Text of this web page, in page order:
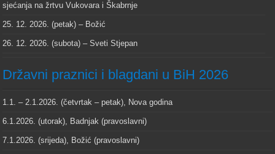
sjećanja na žrtvu Vukovara i Škabrnje
25. 12. 2026. (petak) – Božić
26. 12. 2026. (subota) – Sveti Stjepan
Državni praznici i blagdani u BiH 2026
1.1. – 2.1.2026. (četvrtak – petak), Nova godina
6.1.2026. (utorak), Badnjak (pravoslavni)
7.1.2026. (srijeda), Božić (pravoslavni)